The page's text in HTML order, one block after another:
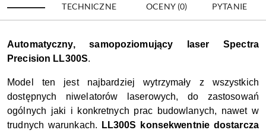
TECHNICZNE
OCENY (0)
PYTANIE
Automatyczny, samopoziomujący laser Spectra
Precision LL300S.
Model ten jest najbardziej wytrzymały z wszystkich
dostępnych niwelatorów laserowych, do zastosowań
ogólnych jaki i konkretnych prac budowlanych, nawet w
trudnych warunkach.
LL300S konsekwentnie dostarcza